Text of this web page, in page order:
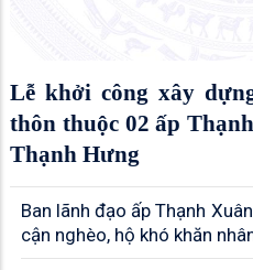
Lễ khởi công xây
thôn thuộc 02 ấp
Thạnh Hưng
Ban lãnh đạo ấp Thạnh Xuân
cận nghèo, hộ khó khăn